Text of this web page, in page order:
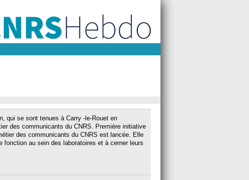
qui se sont tenues à Carry -le-Rouet en
des communicants du CNRS. Première initiative
des communicants du CNRS est lancée. Elle
au sein des laboratoires et à cerner leurs